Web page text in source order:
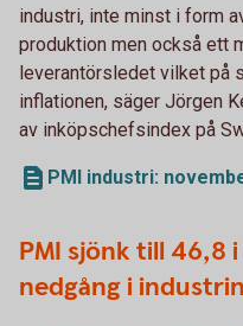
industri, inte minst i form
produktion men också ett
leverantörsledet vilket på
inflationen, säger Jörgen
av inköpschefsindex på
PMI industri:
PMI sjönk till 46,8
nedgång i industrin